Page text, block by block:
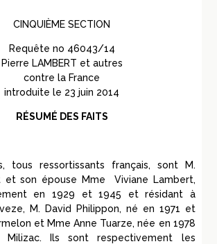
CINQUIÈME SECTION
Requête no 46043/14
Pierre LAMBERT et autres
contre la France
introduite le 23 juin 2014
RÉSUMÉ DES FAITS
tous ressortissants français, sont M.
et son épouse Mme Viviane Lambert,
en 1929 et 1945 et résidant à
M. David Philippon, né en 1971 et
et Mme Anne Tuarze, née en 1978
Ils sont respectivement les